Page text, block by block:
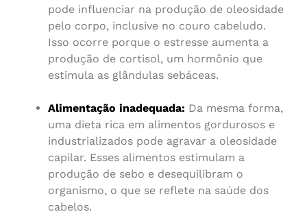
pode influenciar na produção de oleosidade
pelo corpo, inclusive no couro cabeludo.
Isso ocorre porque o estresse aumenta a
produção de cortisol, um hormônio que
estimula as glândulas sebáceas.
Alimentação inadequada: Da mesma forma,
uma dieta rica em alimentos gordurosos e
industrializados pode agravar a oleosidade
capilar. Esses alimentos estimulam a
produção de sebo e desequilibram o
organismo, o que se reflete na saúde dos
cabelos.